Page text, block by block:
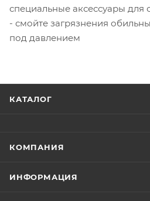
специальные аксессуары для
- смойте загрязнения
под давлением
КАТАЛОГ
КОМПАНИЯ
ИНФОРМАЦИЯ